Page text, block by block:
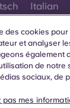
Italian
des cookies
et analyser
également
de notre
sociaux, de
pas mes